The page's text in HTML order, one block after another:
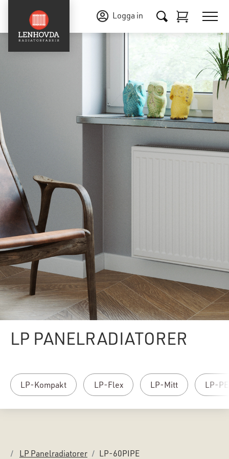
Logga in
LP PANELRADIATORER
LP-Kompakt LP-Flex LP-Mitt LP-
LP Panelradiatorer LP-60PIPE